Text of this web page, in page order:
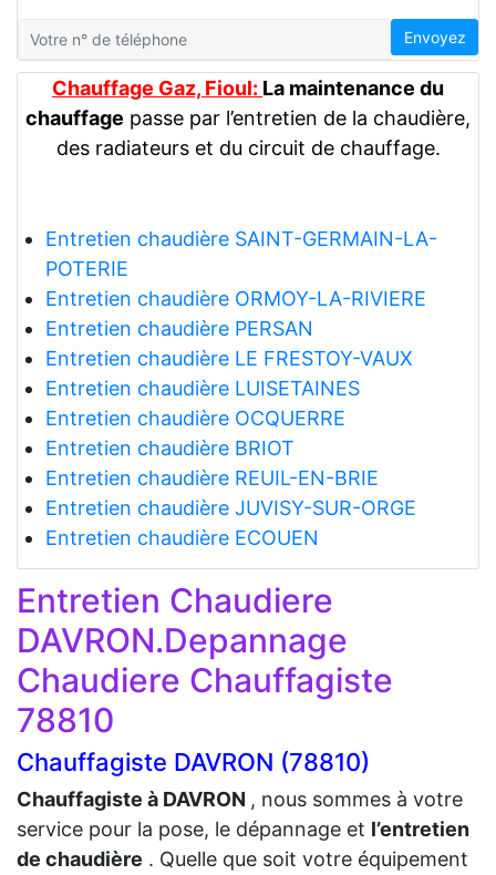
Envoyez
Chauffage Gaz, Fioul: La maintenance du
chauffage passe par l’entretien de la chaudière,
des radiateurs et du circuit de chauffage.
Entretien chaudière SAINT-GERMAIN-LA-
POTERIE
Entretien chaudière ORMOY-LA-RIVIERE
Entretien chaudière PERSAN
Entretien chaudière LE FRESTOY-VAUX
Entretien chaudière LUISETAINES
Entretien chaudière OCQUERRE
Entretien chaudière BRIOT
Entretien chaudière REUIL-EN-BRIE
Entretien chaudière JUVISY-SUR-ORGE
Entretien chaudière ECOUEN
Entretien Chaudiere
DAVRON.Depannage
Chaudiere Chauffagiste
78810
Chauffagiste DAVRON (78810)
Chauffagiste à DAVRON , nous sommes à votre
service pour la pose, le dépannage et l’entretien
de chaudière . Quelle que soit votre équipement